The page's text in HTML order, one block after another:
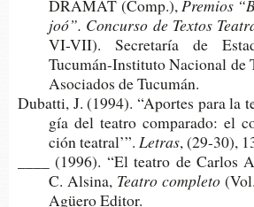
DRA­MAT (Comp.),Pre­mios
joó”. Con­cur­so de Tex­tos
VI-​VII). Secre­ta­ría de
Tucumán-​Instituto Nacio­nal de
Aso­cia­dos de Tucumán.
Dubat­ti, J. (1994). “Apor­tes para la
gía del tea­tro com­pa­ra­do: el
ción teatral’”.Letras, (29-30),
____ (1996). “El tea­tro de Car­los
C. Alsina, Tea­tro completo
Agüero Editor.